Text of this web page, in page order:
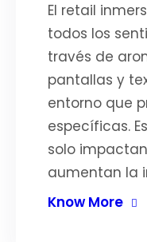
El retail
todos los
través de
pantallas y
entorno que
específicas.
solo
aumentan la
Know More